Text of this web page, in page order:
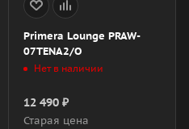
Primera Lounge PRAW-
07TENA2/O
Нет в наличии
12 490₽
Старая цена